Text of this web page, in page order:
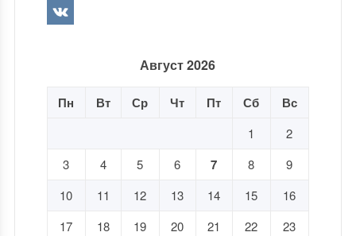
Август 2026
Пн Вт Ср Чт Пт Сб Вс
1
2
3
4 5 6 7 8
9
10
11 12 13 14 15
16
17
18 19 20 21 22
23